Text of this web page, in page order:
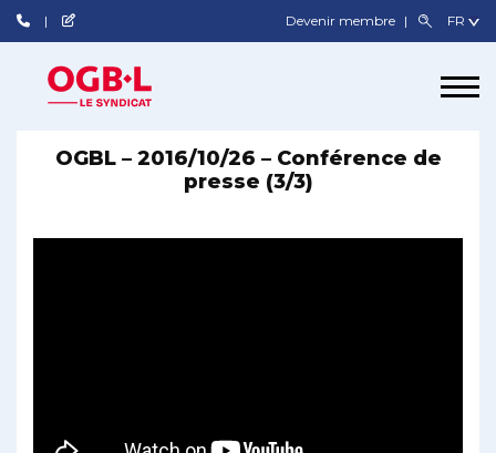
Devenir membre
OGBL – 2016/10/26 – Conférence de
presse (3/3)